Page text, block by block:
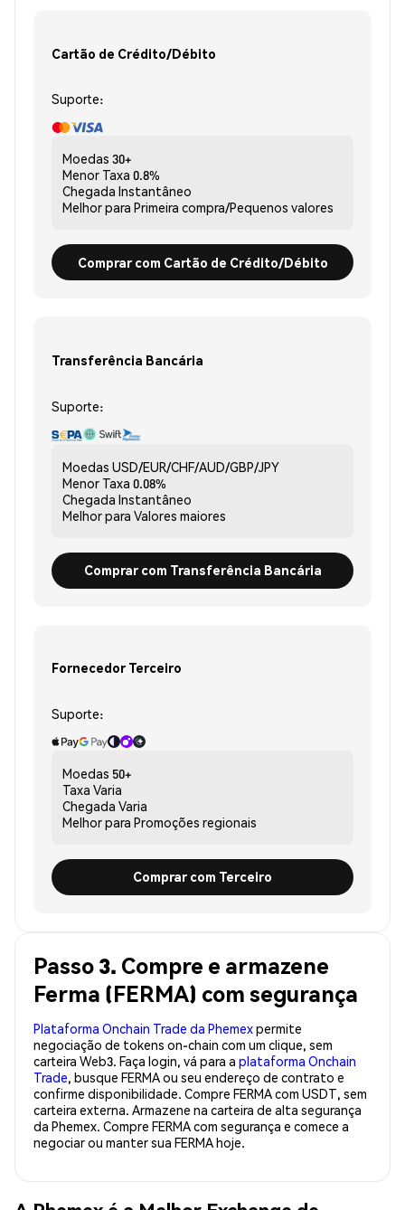
Cartão de Crédito/Débito
Suporte:
Moedas 30+
Menor Taxa 0.8%
Chegada Instantâneo
Melhor para Primeira compra/Pequenos valores
Comprar com Cartão de Crédito/Débito
Transferência Bancária
Suporte:
Moedas USD/EUR/CHF/AUD/GBP/JPY
Menor Taxa 0.08%
Chegada Instantâneo
Melhor para Valores maiores
Comprar com Transferência Bancária
Fornecedor Terceiro
Suporte:
Moedas 50+
Taxa Varia
Chegada Varia
Melhor para Promoções regionais
Comprar com Terceiro
Passo 3. Compre e armazene
Ferma (FERMA) com segurança
Plataforma Onchain Trade da Phemexpermite
negociação de tokens on-chain com um clique, sem
carteira Web3. Faça login, vá para a plataforma Onchain
Trade, busque FERMA ou seu endereço de contrato e
confirme disponibilidade. Compre FERMA com USDT, sem
carteira externa. Armazene na carteira de alta segurança
da Phemex. Compre FERMA com segurança e comece a
negociar ou manter sua FERMA hoje.